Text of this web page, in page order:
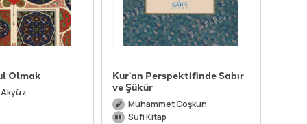
Olmak
Kur'an Perspektifinde Sabır
ve Şükür
Muhammet Coşkun
Sufi Kitap